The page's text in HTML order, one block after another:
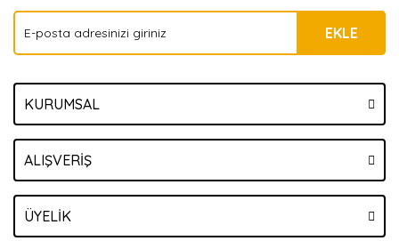
EKLE
KURUMSAL
ALIŞVERİŞ
ÜYELİK